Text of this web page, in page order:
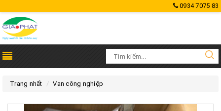
0934 7075 83
Trang nhất Van công nghiệp